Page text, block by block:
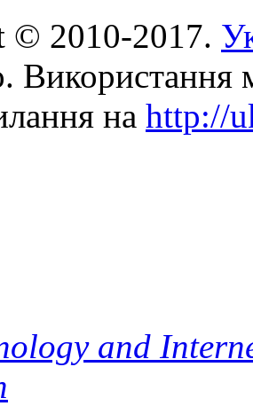
© 2010-2017.
Використання
на http://
and